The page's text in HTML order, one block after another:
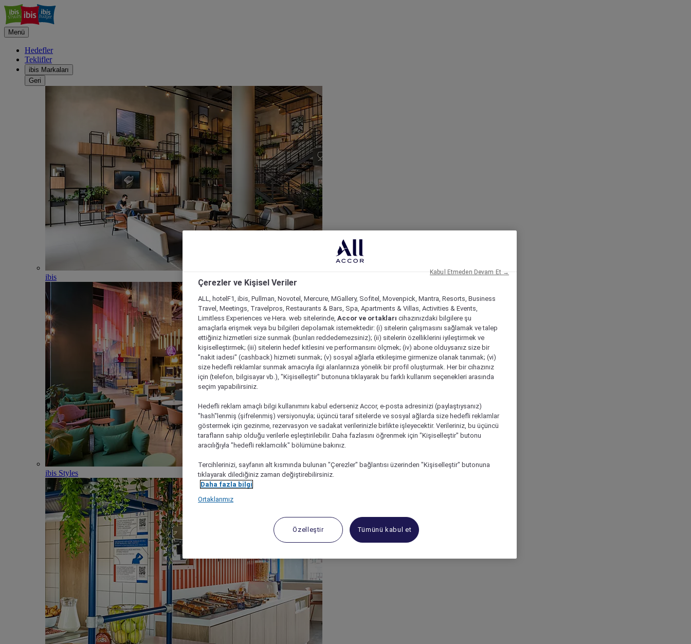
Menü
Hedefler
Teklifler
ibis Markaları
Geri
ibis
ibis Styles
Çerezler ve Kişisel Veriler
ALL, hotelF1, ibis, Pullman, Novotel, Mercure, MGallery, Sofitel, Movenpick, Mantra, Resorts, Business
Travel, Meetings, Travelpros, Restaurants & Bars, Spa, Apartments & Villas, Activities & Events,
Limitless Experiences ve Hera. web sitelerinde, Accor ve ortakları cihazınızdaki bilgilere şu
amaçlarla erişmek veya bu bilgileri depolamak istemektedir: (i) sitelerin çalışmasını sağlamak ve talep
ettiğiniz hizmetleri size sunmak (bunları reddedemezsiniz); (ii) sitelerin özelliklerini iyileştirmek ve
kişiselleştirmek; (iii) sitelerin hedef kitlesini ve performansını ölçmek; (iv) abone olduysanız size bir
"nakit iadesi" (cashback) hizmeti sunmak; (v) sosyal ağlarla etkileşime girmenize olanak tanımak; (vi)
size hedefli reklamlar sunmak amacıyla ilgi alanlarınıza yönelik bir profil oluşturmak. Her bir cihazınız
için (telefon, bilgisayar vb.), "Kişiselleştir" butonuna tıklayarak bu farklı kullanım seçenekleri arasında
seçim yapabilirsiniz.
Hedefli reklam amaçlı bilgi kullanımını kabul ederseniz Accor, e-posta adresinizi (paylaştıysanız)
"hash"lenmiş (şifrelenmiş) versiyonuyla; üçüncü taraf sitelerde ve sosyal ağlarda size hedefli reklamlar
göstermek için gezinme, rezervasyon ve sadakat verilerinizle birlikte işleyecektir. Verileriniz, bu üçüncü
tarafların sahip olduğu verilerle eşleştirilebilir. Daha fazlasını öğrenmek için "Kişiselleştir" butonu
aracılığıyla "hedefli reklamcılık" bölümüne bakınız.
Tercihlerinizi, sayfanın alt kısmında bulunan "Çerezler" bağlantısı üzerinden "Kişiselleştir" butonuna
tıklayarak dilediğiniz zaman değiştirebilirsiniz.
Daha fazla bilgi
Ortaklarımız
Özelleştir Tümünü kabul et
Kabul Etmeden Devam Et →